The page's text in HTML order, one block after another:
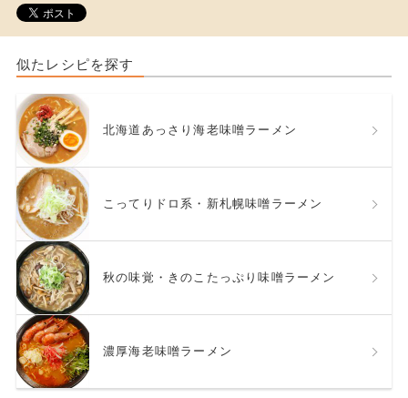
似たレシピを探す
北海道あっさり海老味噌ラーメン
こってりドロ系・新札幌味噌ラーメン
秋の味覚・きのこたっぷり味噌ラーメン
濃厚海老味噌ラーメン